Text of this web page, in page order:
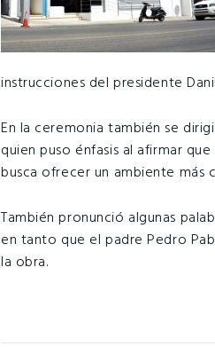
instrucciones del presidente
En la ceremonia también se
quien puso énfasis al afirmar
busca ofrecer un ambiente más
También pronunció algunas
en tanto que el padre Pedro
la obra.